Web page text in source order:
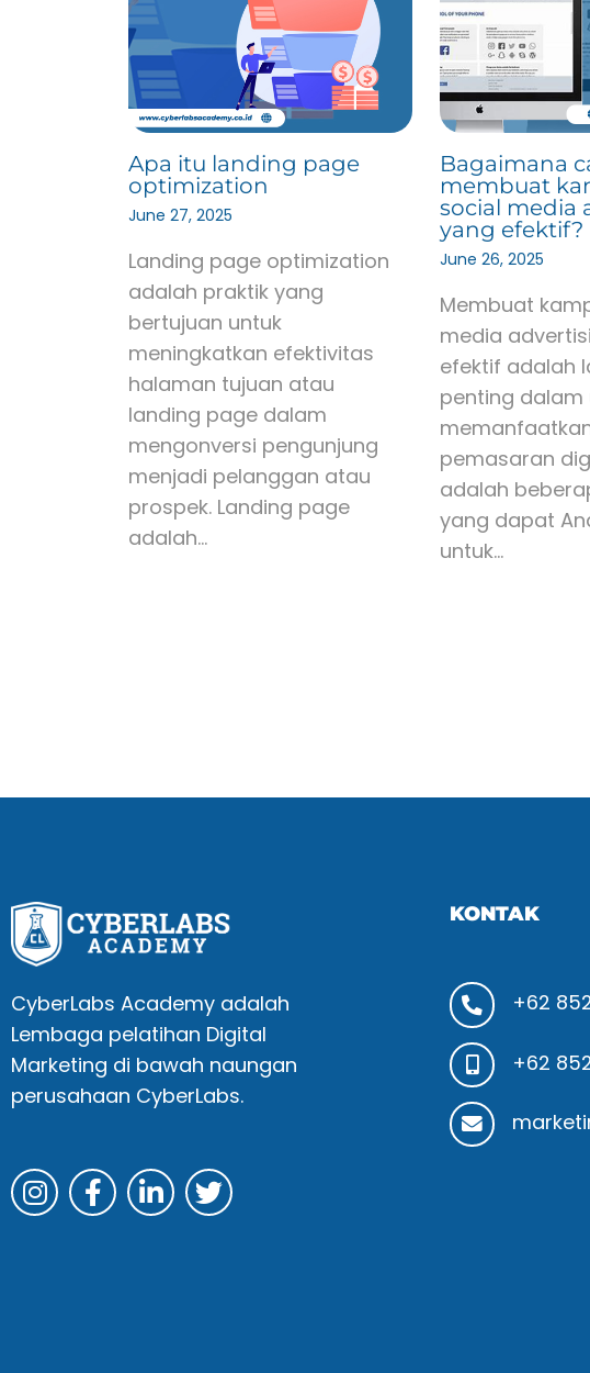
Apa itu landing page
optimization
June 27, 2025
Landing page optimization
adalah praktik yang
bertujuan untuk
meningkatkan efektivitas
halaman tujuan atau
landing page dalam
mengonversi pengunjung
menjadi pelanggan atau
prospek. Landing page
adalah…
Bagaimana
membuat
social media
yang efektif?
June 26, 2025
Membuat
media
efektif adalah
penting dalam
pemasaran
adalah
yang dapat
untuk…
CyberLabs Academy adalah
Lembaga pelatihan Digital
Marketing di bawah naungan
perusahaan CyberLabs.
KONTAK
+62
+62